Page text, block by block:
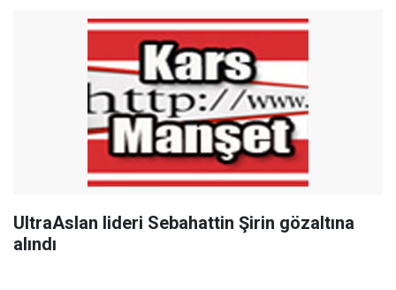
UltraAslan lideri Sebahattin Şirin gözaltına
alındı